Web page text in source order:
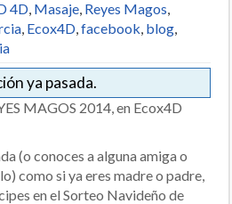
4D, Masaje, Reyes Magos,
, Ecox4D,facebook, blog,
ya pasada.
MAGOS 2014, en Ecox4D
(o conoces a alguna amiga o
como si ya eres madre o padre,
en el Sorteo Navideño de